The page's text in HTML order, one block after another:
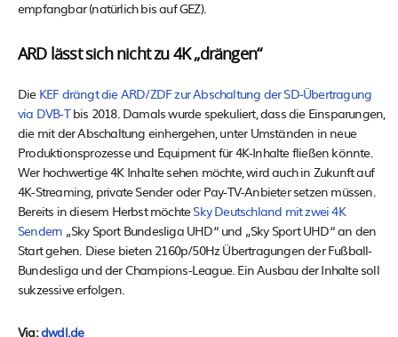
empfangbar (natürlich bis auf GEZ).
ARD lässt sich nicht zu 4K „drängen“
Die KEF drängt die ARD/ZDF zur Abschaltung der SD-Übertragung
via DVB-Tbis 2018. Damals wurde spekuliert, dass die Einsparungen,
die mit der Abschaltung einhergehen, unter Umständen in neue
Produktionsprozesse und Equipment für 4K-Inhalte fließen könnte.
Wer hochwertige 4K Inhalte sehen möchte, wird auch in Zukunft auf
4K-Streaming, private Sender oder Pay-TV-Anbieter setzen müssen.
Bereits in diesem Herbst möchteSky Deutschland mit zwei 4K
Sendern „Sky Sport Bundesliga UHD“ und „Sky Sport UHD“ an den
Start gehen. Diese bieten 2160p/50Hz Übertragungen der Fußball-
Bundesliga und der Champions-League. Ein Ausbau der Inhalte soll
sukzessive erfolgen.
Via:dwdl.de